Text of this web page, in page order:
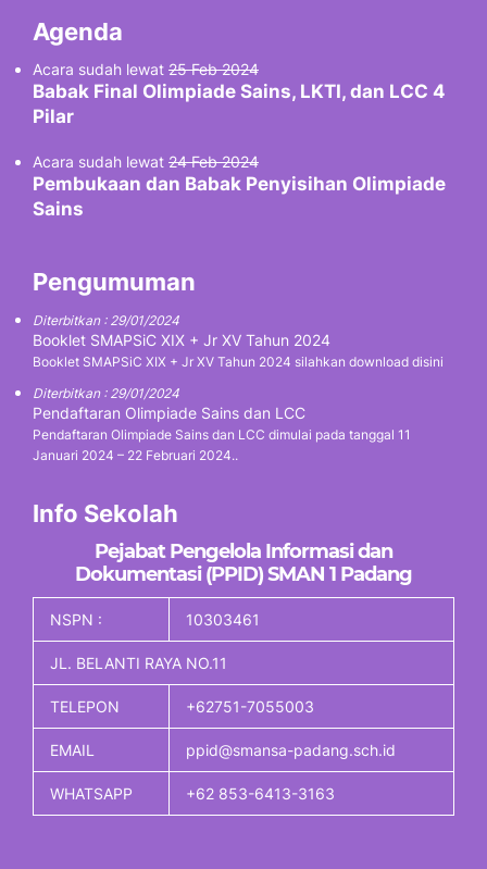
Agenda
Acara sudah lewat 25 Feb 2024
Babak Final Olimpiade Sains, LKTI, dan LCC 4
Pilar
Acara sudah lewat 24 Feb 2024
Pembukaan dan Babak Penyisihan Olimpiade
Sains
Pengumuman
Diterbitkan : 29/01/2024
Booklet SMAPSiC XIX + Jr XV Tahun 2024
Booklet SMAPSiC XIX + Jr XV Tahun 2024 silahkan download disini
Diterbitkan : 29/01/2024
Pendaftaran Olimpiade Sains dan LCC
Pendaftaran Olimpiade Sains dan LCC dimulai pada tanggal 11
Januari 2024 – 22 Februari 2024..
Info Sekolah
Pejabat Pengelola Informasi dan
Dokumentasi (PPID) SMAN 1 Padang
NSPN : 10303461
JL. BELANTI RAYA NO.11
TELEPON +62751-7055003
EMAIL ppid@smansa-padang.sch.id
WHATSAPP +62 853-6413-3163